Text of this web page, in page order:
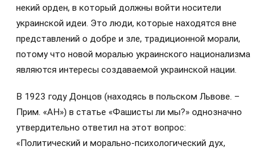
некий орден, в который должны войти носители
украинской идеи. Это люди, которые находятся вне
представлений о добре и зле, традиционной морали,
потому что новой моралью украинского национализма
являются интересы создаваемой украинской нации.
В 1923 году Донцов (находясь в польском Львове. –
Прим. «АН») в статье «Фашисты ли мы?» однозначно
утвердительно ответил на этот вопрос:
«Политический и морально-психологический дух,